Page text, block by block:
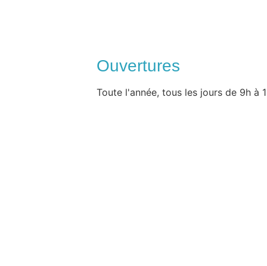
Ouvertures
Toute l'année, tous les jours de 9h à